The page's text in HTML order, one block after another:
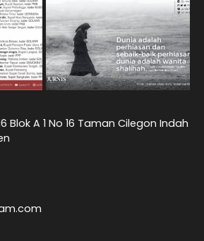
Blok A 1 No 16 Taman Cilegon Indah